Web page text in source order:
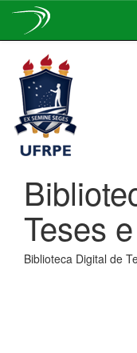
navigation
Teses
Biblioteca Digital de